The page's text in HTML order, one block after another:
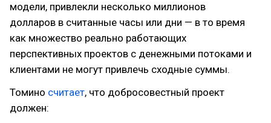
модели, привлекли несколько миллионов
долларов в считанные часы или дни — в то время
как множество реально работающих
перспективных проектов с денежными потоками и
клиентами не могут привлечь сходные суммы.
Томино считает, что добросовестный проект
должен: